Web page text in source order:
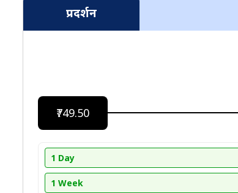
प्रदर्शन
₹749.50
1 Day
1 Week